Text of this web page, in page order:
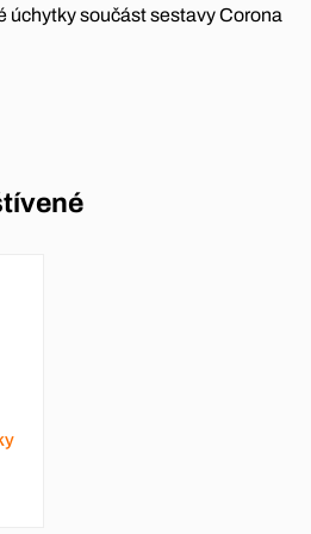
úchytky součást sestavy Corona